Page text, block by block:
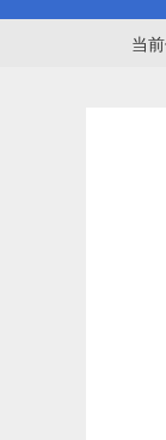
当前